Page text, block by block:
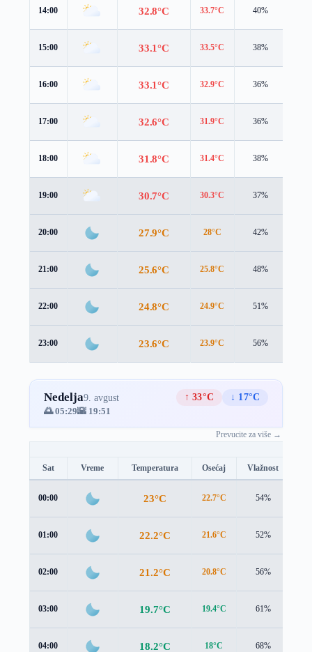
14:00 32.8°C 33.7°C 40%
15:00 33.1°C 33.5°C 38%
16:00 33.1°C 32.9°C 36%
17:00 32.6°C 31.9°C 36%
18:00 31.8°C 31.4°C 38%
19:00 30.7°C 30.3°C 37%
20:00 27.9°C 28°C 42%
21:00 25.6°C 25.8°C 48%
22:00 24.8°C 24.9°C 51%
23:00 23.6°C 23.9°C 56%
Nedelja9. avgust ↑ 33°C
↓ 17°C
🌅 05:29🌇 19:51
Prevucite za više →
Sat Vreme Temperatura Osećaj Vlažnost
00:00 23°C 22.7°C 54%
01:00 22.2°C 21.6°C 52%
02:00 21.2°C 20.8°C 56%
03:00 19.7°C 19.4°C 61%
04:00 18.2°C 18°C 68%